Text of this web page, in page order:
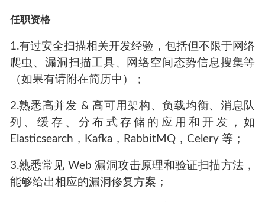
任职资格
1.有过安全扫描相关开发经验，包括但不限于网络
爬虫、漏洞扫描工具、网络空间态势信息搜集等
（如果有请附在简历中）；
2.熟悉高并发 & 高可用架构、负载均衡、消息队
列、缓存、分布式存储的应用和开发，如
Elasticsearch，Kafka，RabbitMQ，Celery 等；
3.熟悉常见 Web 漏洞攻击原理和验证扫描方法，
能够给出相应的漏洞修复方案；